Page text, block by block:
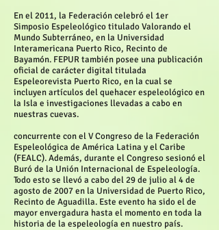
En el 2011, la Federación celebró el 1er
Simposio Espeleológico titulado Valorando el
Mundo Subterráneo, en la Universidad
Interamericana Puerto Rico, Recinto de
Bayamón. FEPUR también posee una publicación
oficial de carácter digital titulada
Espeleorevista Puerto Rico, en la cual se
incluyen artículos del quehacer espeleológico en
la Isla e investigaciones llevadas a cabo en
nuestras cuevas.
concurrente con el V Congreso de la Federación
Espeleológica de América Latina y el Caribe
(FEALC). Además, durante el Congreso sesionó el
Buró de la Unión Internacional de Espeleología.
Todo esto se llevó a cabo del 29 de julio al 4 de
agosto de 2007 en la Universidad de Puerto Rico,
Recinto de Aguadilla. Este evento ha sido el de
mayor envergadura hasta el momento en toda la
historia de la espeleología en nuestro país.